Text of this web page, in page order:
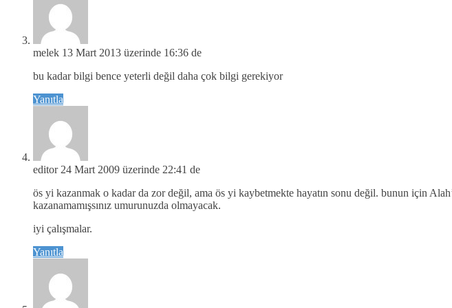
melek 13 Mart 2013 üzerinde 16:36 de
bu kadar bilgi bence yeterli değil daha çok bilgi gerekiyor
Yanıtla
editor 24 Mart 2009 üzerinde 22:41 de
ös yi kazanmak o kadar da zor değil, ama ös yi kaybetmekte hayatın sonu değil. bunun için
kazanamamışsınız umurunuzda olmayacak.
iyi çalışmalar.
Yanıtla